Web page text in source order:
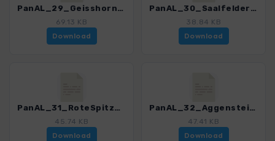
PanAL_29_Geisshorn_3165_1.gpx
69.13 KB
Download
PanAL_30_SaalfelderHoehenweg_3165_1.gpx
38.84 KB
Download
PanAL_31_RoteSpitze_3165_1.gpx
45.74 KB
Download
PanAL_32_Aggenstein_3165_1.gpx
47.41 KB
Download